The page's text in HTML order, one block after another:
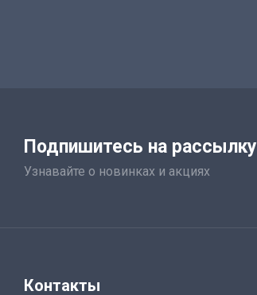
Подпишитесь на рассылку
Узнавайте о новинках и акциях
Контакты